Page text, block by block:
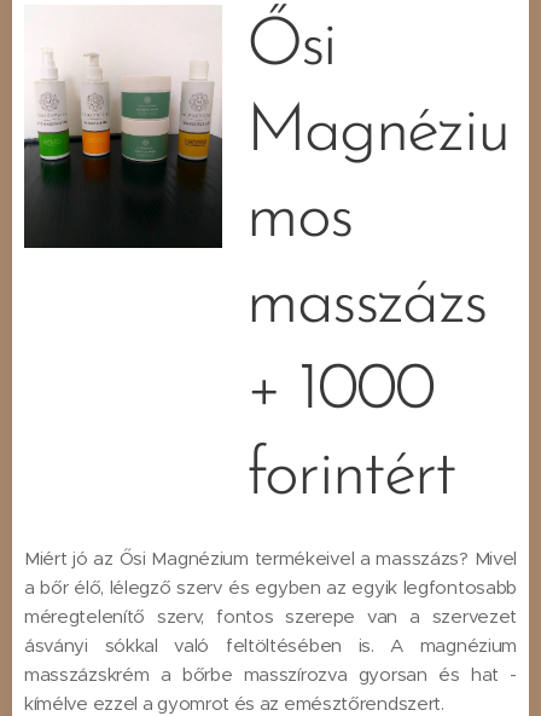
Ősi
Magnéziu
mos
masszázs
+ 1000
forintért
Miért jó az Ősi Magnézium termékeivel a masszázs? Mivel
a bőr élő, lélegző szerv és egyben az egyik legfontosabb
méregtelenítő szerv, fontos szerepe van a szervezet
ásványi sókkal való feltöltésében is. A magnézium
masszázskrém a bőrbe masszírozva gyorsan és hat -
kímélve ezzel a gyomrot és az emésztőrendszert.